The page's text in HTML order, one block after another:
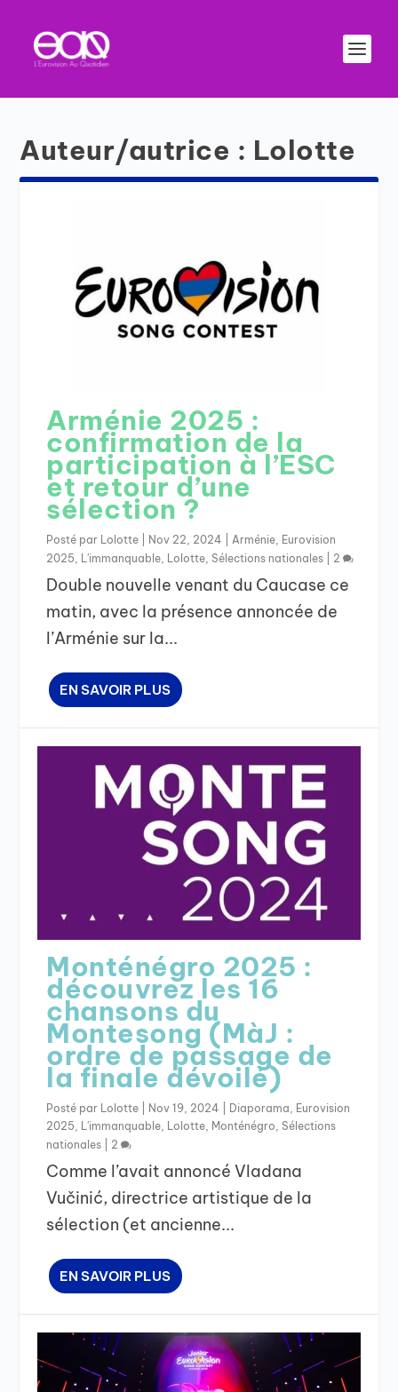
Auteur/autrice : Lolotte
Arménie 2025 :
confirmation de la
participation à l’ESC
et retour d’une
sélection ?
Posté par Lolotte Nov 22, 2024 Arménie Eurovision
2025
L'immanquable Lolotte ,Sélections nationales 2
Double nouvelle venant du Caucase ce
matin, avec la présence annoncée de
l’Arménie sur la...
EN SAVOIR PLUS
Monténégro 2025 :
découvrez les 16
chansons du
Montesong (MàJ :
ordre de passage de
la finale dévoilé)
Posté par Lolotte Nov 19, 2024 Diaporama Eurovision
2025 L'immanquable Lolotte Monténégro ,Sélections
nationales
2
Comme l’avait annoncé Vladana
Vučinić, directrice artistique de la
sélection (et ancienne...
EN SAVOIR PLUS